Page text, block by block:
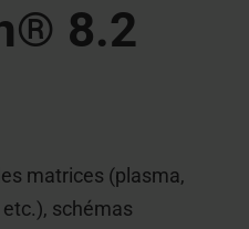
8.2
matrices (plasma,
schémas